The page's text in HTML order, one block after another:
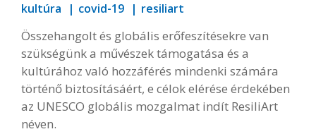
kultúra covid-19 resiliart
Összehangolt és globális erőfeszítésekre van
szükségünk a művészek támogatása és a
kultúrához való hozzáférés mindenki számára
történő biztosításáért, e célok elérése érdekében
az UNESCO globális mozgalmat indít ResiliArt
néven.